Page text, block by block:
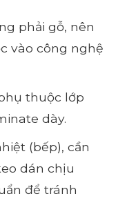
phải gỗ, nên
vào công nghệ
thuộc lớp
dày.
(bếp), cần
dán chịu
để tránh